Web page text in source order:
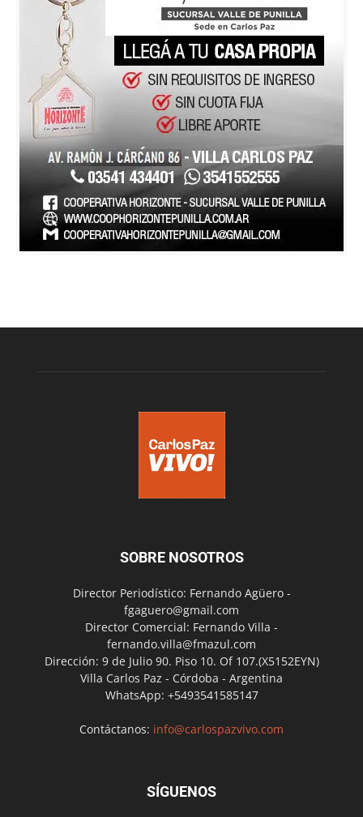
SOBRE NOSOTROS
Director Periodístico: Fernando Agüero -
fgaguero@gmail.com
Director Comercial: Fernando Villa -
fernando.villa@fmazul.com
Dirección: 9 de Julio 90. Piso 10. Of 107.(X5152EYN)
Villa Carlos Paz - Córdoba - Argentina
WhatsApp: +5493541585147
Contáctanos: info@carlospazvivo.com
SÍGUENOS